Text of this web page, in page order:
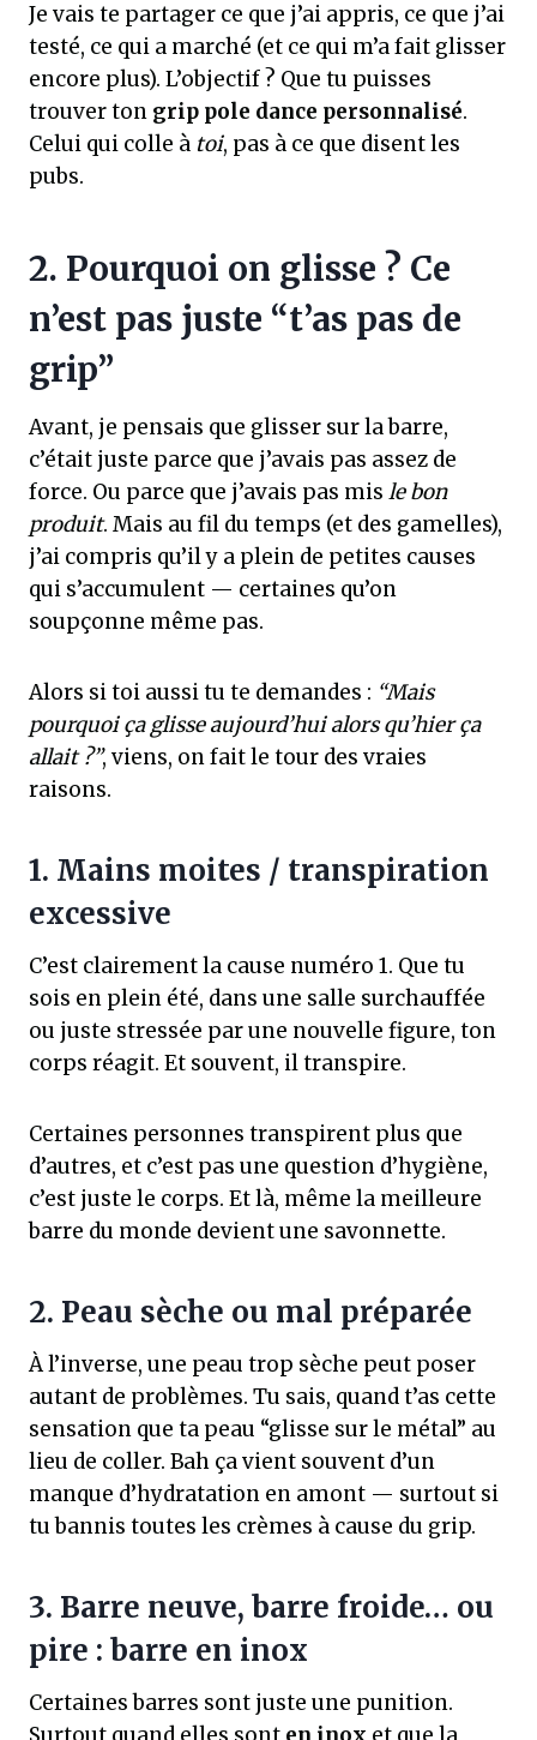
Je vais te partager ce que j’ai appris, ce que j’ai
testé, ce qui a marché (et ce qui m’a fait glisser
encore plus). L’objectif ? Que tu puisses
trouver ton grip pole dance personnalisé.
Celui qui colle à toi, pas à ce que disent les
pubs.
2. Pourquoi on glisse ? Ce
n’est pas juste “t’as pas de
grip”
Avant, je pensais que glisser sur la barre,
c’était juste parce que j’avais pas assez de
force. Ou parce que j’avais pas mis le bon
produit. Mais au fil du temps (et des gamelles),
j’ai compris qu’il y a plein de petites causes
qui s’accumulent — certaines qu’on
soupçonne même pas.
Alors si toi aussi tu te demandes : “Mais
pourquoi ça glisse aujourd’hui alors qu’hier ça
allait ?”, viens, on fait le tour des vraies
raisons.
1. Mains moites / transpiration
excessive
C’est clairement la cause numéro 1. Que tu
sois en plein été, dans une salle surchauffée
ou juste stressée par une nouvelle figure, ton
corps réagit. Et souvent, il transpire.
Certaines personnes transpirent plus que
d’autres, et c’est pas une question d’hygiène,
c’est juste le corps. Et là, même la meilleure
barre du monde devient une savonnette.
2. Peau sèche ou mal préparée
À l’inverse, une peau trop sèche peut poser
autant de problèmes. Tu sais, quand t’as cette
sensation que ta peau “glisse sur le métal” au
lieu de coller. Bah ça vient souvent d’un
manque d’hydratation en amont — surtout si
tu bannis toutes les crèmes à cause du grip.
3. Barre neuve, barre froide… ou
pire : barre en inox
Certaines barres sont juste une punition.